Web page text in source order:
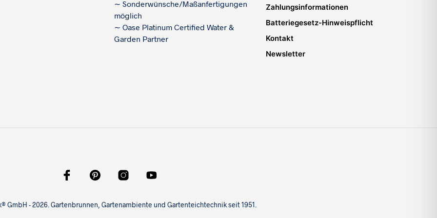
∼ Sonderwünsche/Maßanfertigungen
möglich
∼ Oase Platinum Certified Water &
Garden Partner
Zahlungsinformationen
Batteriegesetz-Hinweispflicht
Kontakt
Newsletter
GmbH - 2026. Gartenbrunnen, Gartenambiente und Gartenteichtechnik seit 1951.